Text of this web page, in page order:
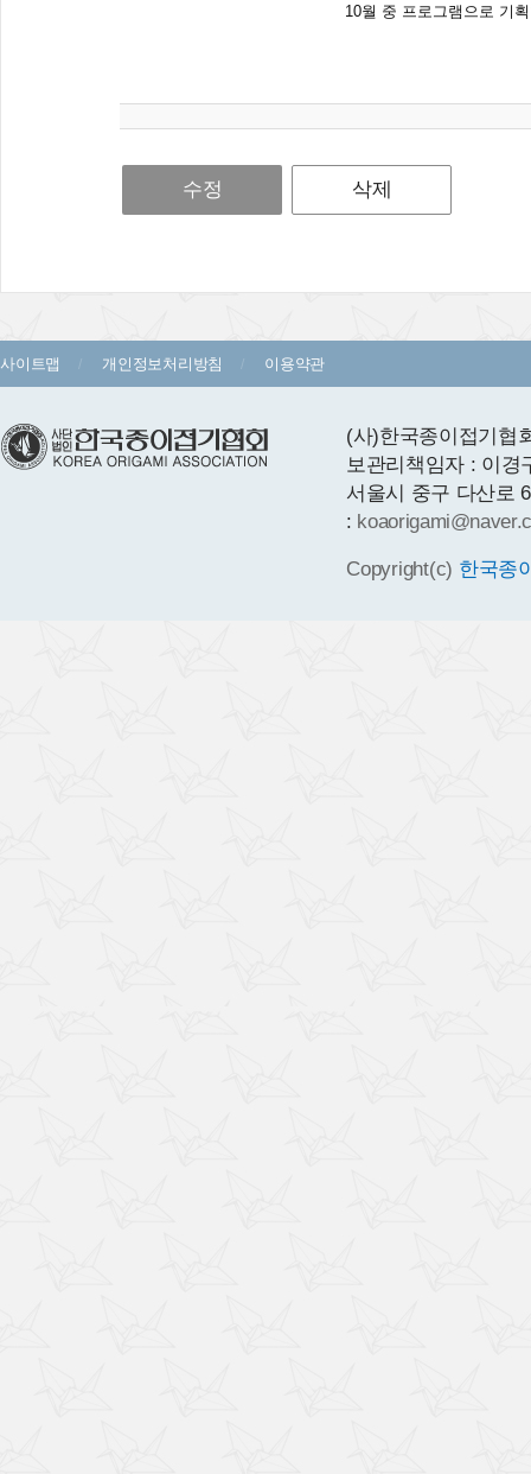
10월 중 프로그램으로 기
수정 삭제
사이트맵 개인정보처리방침 이용약관
(사)한국종이접기
보관리책임자 : 이경
서울시 중구 다산로
:
Copyright(c) 한국종